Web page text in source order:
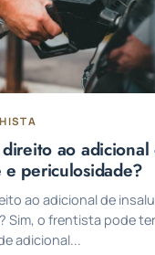
ao adicional
e periculosidade?
ao adicional de
Sim, o frentista pode
adicional...